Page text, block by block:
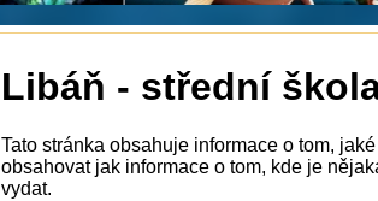
Libáň - střední
Tato stránka obsahuje informace o tom,
obsahovat jak informace o tom, kde je
vydat.